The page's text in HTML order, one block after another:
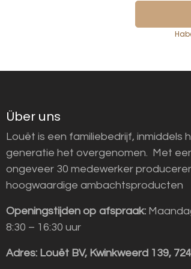
Über uns
Louët is een familiebedrijf, inmiddels
generatie het overgenomen. Met
ongeveer 30 medewerker
hoogwaardige ambachtsproducten
Openingstijden op afspraak:
8:30 – 16:30 uur
Adres: Louët BV, Kwinkweerd 139,